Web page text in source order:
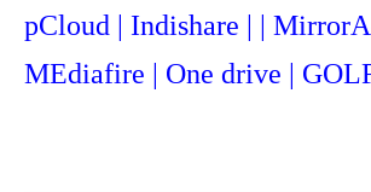
pCloud | Indishare | |
MEdiafire | One drive |